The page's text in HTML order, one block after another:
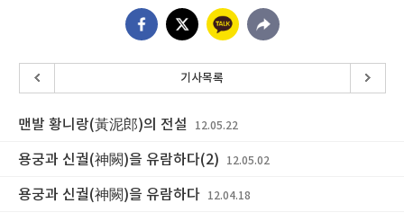
기사목록
맨발 황니랑(黃泥郎)의 전설 12.05.22
용궁과 신궐(神闕)을 유람하다(2) 12.05.02
용궁과 신궐(神闕)을 유람하다 12.04.18